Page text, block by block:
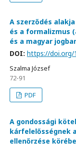
A szerződés
és a formalizmus
és a magyar
DOI: https://doi.org/
Szalma József
72-91
PDF
A gondossági
kárfelelősségnek
ellenőrzése